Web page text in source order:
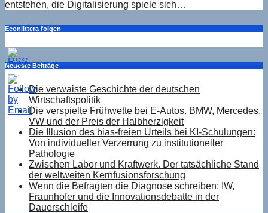
entstehen, die Digitalisierung spiele sich…
Econlittera folgen
Neueste Beiträge
Die verwaiste Geschichte der deutschen
Wirtschaftspolitik
Die verspielte Frühwette bei E-Autos. BMW, Mercedes,
VW und der Preis der Halbherzigkeit
Die Illusion des bias-freien Urteils bei KI-Schulungen:
Von individueller Verzerrung zu institutioneller
Pathologie
Zwischen Labor und Kraftwerk. Der tatsächliche Stand
der weltweiten Kernfusionsforschung
Wenn die Befragten die Diagnose schreiben: IW,
Fraunhofer und die Innovationsdebatte in der
Dauerschleife